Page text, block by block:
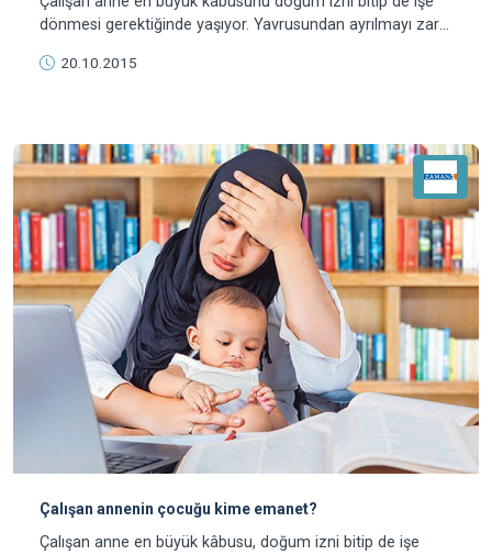
dönmesi gerektiğinde yaşıyor. Yavrusundan ayrılmayı zar
20.10.2015
Çalışan annenin çocuğu kime emanet?
Çalışan anne en büyük kâbusu, doğum izni bitip de işe